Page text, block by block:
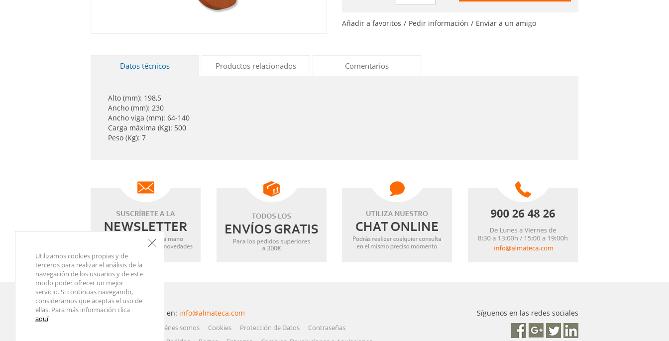
Añadir a favoritos / Pedir información / Enviar a un amigo
Datos técnicos Productos relacionados Comentarios
Alto (mm): 198,5
Ancho (mm): 230
Ancho viga (mm): 64-140
Carga máxima (Kg): 500
Peso (Kg): 7
Contacta con nosotros en: info@almateca.com
Quiénes somos Cookies Protección de Datos
Contraseñas
Síguenos en las redes sociales
Utilizamos cookies propias y de
terceros para realizar el análisis de la
navegación de los usuarios y de este
modo poder ofrecer un mejor
servicio. Si continuas navegando,
consideramos que aceptas el uso de
ellas. Para más información clica
aquí